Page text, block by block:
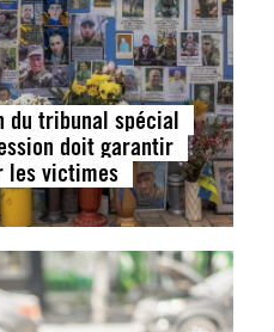
du tribunal spécial
doit garantir
les victimes